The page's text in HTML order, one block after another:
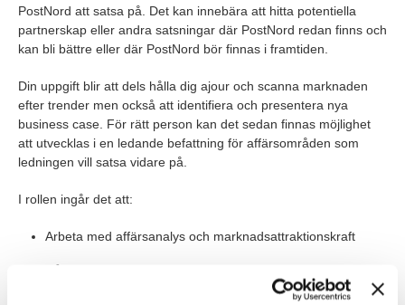
PostNord att satsa på. Det kan innebära att hitta potentiella
partnerskap eller andra satsningar där PostNord redan finns och
kan bli bättre eller där PostNord bör finnas i framtiden.
Din uppgift blir att dels hålla dig ajour och scanna marknaden
efter trender men också att identifiera och presentera nya
business case. För rätt person kan det sedan finnas möjlighet
att utvecklas i en ledande befattning för affärsområden som
ledningen vill satsa vidare på.
I rollen ingår det att:
Arbeta med affärsanalys och marknadsattraktionskraft
Hålla kontakt med interna och externa intressenter inom